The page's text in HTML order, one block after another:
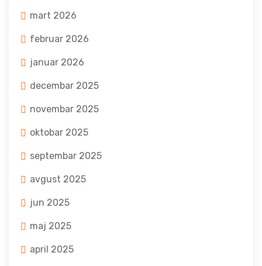
mart 2026
februar 2026
januar 2026
decembar 2025
novembar 2025
oktobar 2025
septembar 2025
avgust 2025
jun 2025
maj 2025
april 2025